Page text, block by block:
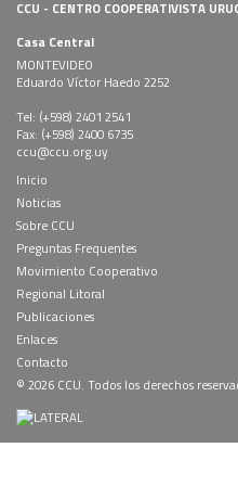
Acerca del Área
Programas
Programas Centrales
REGIONAL LITORAL
Revista Dinámica
Recursos Digitales
PUBLICACIONES
ENLACES
CONTACTO
CCU - CENTRO COOPERATIVISTA
Casa Central
MONTEVIDEO
Eduardo Víctor Haedo 2252
Tel: (+598) 2401 2541
Fax: (+598) 2400 6735
ccu@ccu.org.uy
Inicio
Noticias
Sobre CCU
Preguntas Frequentes
Movimiento Cooperativo
Regional Litoral
Publicaciones
Enlaces
Contacto
© 2026 CCU. Todos los derechos